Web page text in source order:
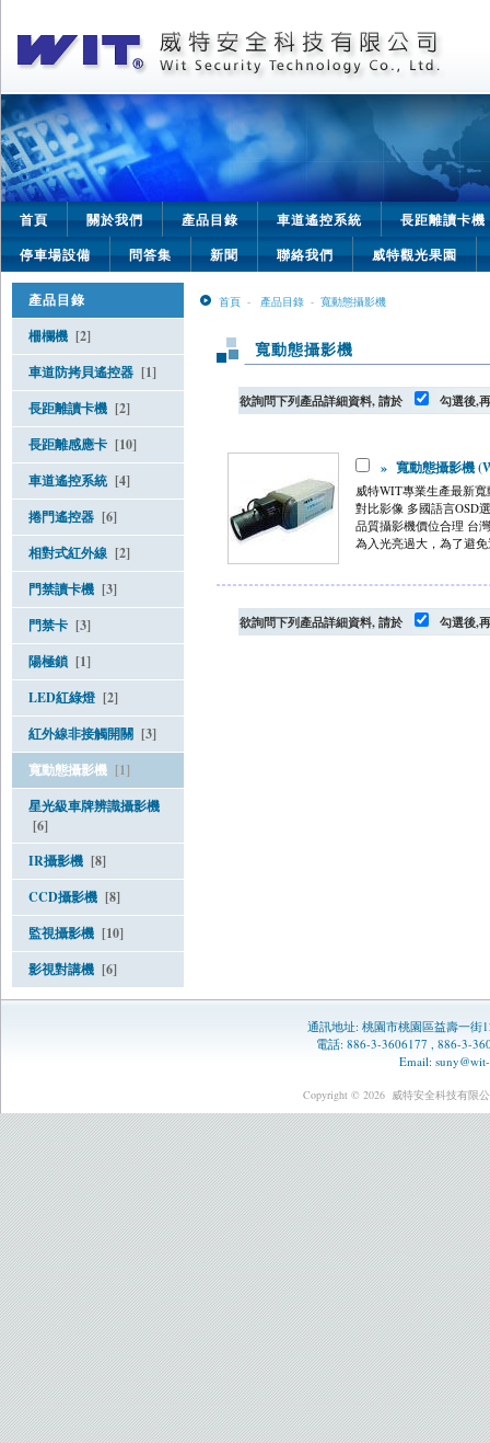
首頁 關於我們 產品目錄 車道遙控系統
長距離讀卡機
停車場設備
問答集 新聞 聯絡我們 威特觀光果園
產品目錄
柵欄機 [2]
車道防拷貝遙控器 [1]
長距離讀卡機 [2]
長距離感應卡 [10]
車道遙控系統 [4]
捲門遙控器 [6]
相對式紅外線 [2]
門禁讀卡機 [3]
門禁卡 [3]
陽極鎖 [1]
LED紅綠燈 [2]
紅外線非接觸開關 [3]
寬動態攝影機 [1]
星光級車牌辨識攝影機
[6]
IR攝影機 [8]
CCD攝影機 [8]
監視攝影機 [10]
影視對講機 [6]
首頁 - 產品目錄 - 寬動態攝影機
寬動態攝影機
欲詢問下列產品詳細資料, 請於 勾選後,
» 寬動態攝影機
威特WIT專業生產最新
對比影像 多國語言OSD
品質攝影機價位合理 台
為入光亮過大，為了避
欲詢問下列產品詳細資料, 請於 勾選後,
通訊地址: 桃園市桃園區益壽一街
電話: 886-3-3606177 , 886-3-
Email:
Copyright © 2026 威特安全科技有限